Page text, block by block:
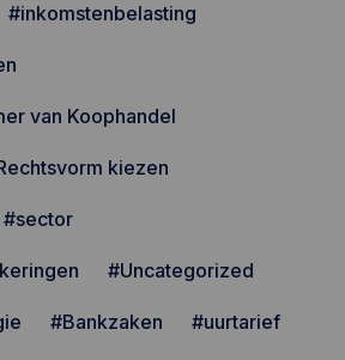
#inkomstenbelasting
van Koophandel
kiezen
#sector
#Uncategorized
#Bankzaken #uurtarief